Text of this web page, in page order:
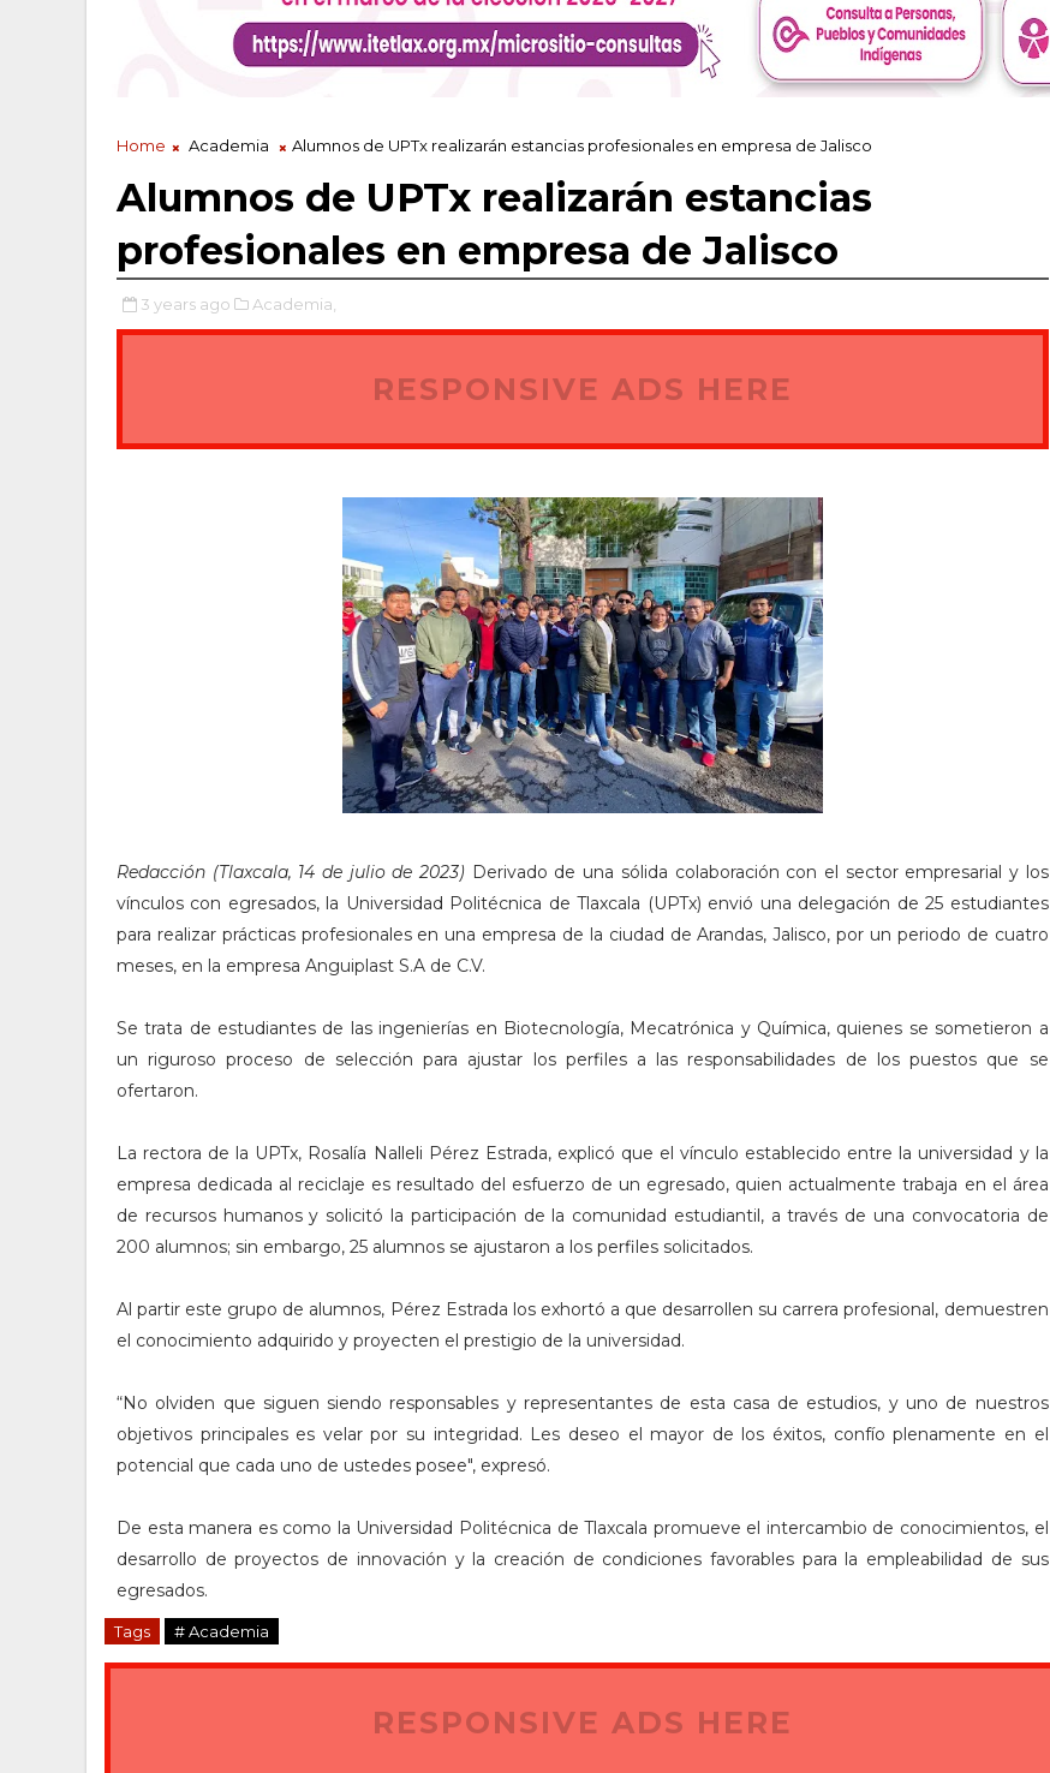
Home Academia Alumnos de UPTx realizarán estancias profesionales en empresa de Jalisco
Alumnos de UPTx realizarán estancias
profesionales en empresa de Jalisco
3 years ago Academia,
RESPONSIVE ADS HERE
Redacción (Tlaxcala, 14 de julio de 2023) Derivado de una sólida colaboración con el sector empresarial y los
vínculos con egresados, la Universidad Politécnica de Tlaxcala (UPTx) envió una delegación de 25 estudiantes
para realizar prácticas profesionales en una empresa de la ciudad de Arandas, Jalisco, por un periodo de cuatro
meses, en la empresa Anguiplast S.A de C.V.
Se trata de estudiantes de las ingenierías en Biotecnología, Mecatrónica y Química, quienes se sometieron a
un riguroso proceso de selección para ajustar los perfiles a las responsabilidades de los puestos que se
ofertaron.
La rectora de la UPTx, Rosalía Nalleli Pérez Estrada, explicó que el vínculo establecido entre la universidad y la
empresa dedicada al reciclaje es resultado del esfuerzo de un egresado, quien actualmente trabaja en el área
de recursos humanos y solicitó la participación de la comunidad estudiantil, a través de una convocatoria de
200 alumnos; sin embargo, 25 alumnos se ajustaron a los perfiles solicitados.
Al partir este grupo de alumnos, Pérez Estrada los exhortó a que desarrollen su carrera profesional, demuestren
el conocimiento adquirido y proyecten el prestigio de la universidad.
“No olviden que siguen siendo responsables y representantes de esta casa de estudios, y uno de nuestros
objetivos principales es velar por su integridad. Les deseo el mayor de los éxitos, confío plenamente en el
potencial que cada uno de ustedes posee", expresó.
De esta manera es como la Universidad Politécnica de Tlaxcala promueve el intercambio de conocimientos, el
desarrollo de proyectos de innovación y la creación de condiciones favorables para la empleabilidad de sus
egresados.
Tags # Academia
RESPONSIVE ADS HERE